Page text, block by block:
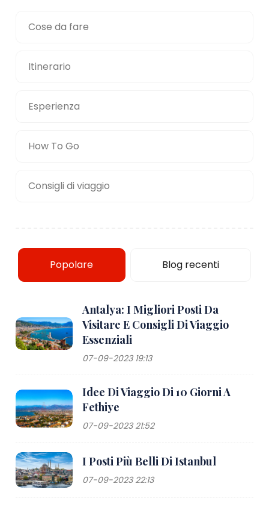
Cose da fare
Itinerario
Esperienza
How To Go
Consigli di viaggio
Popolare Blog recenti
Antalya: I Migliori Posti Da
Visitare E Consigli Di Viaggio
Essenziali
07-09-2023 19:13
Idee Di Viaggio Di 10 Giorni A
Fethiye
07-09-2023 21:52
I Posti Più Belli Di Istanbul
07-09-2023 22:13